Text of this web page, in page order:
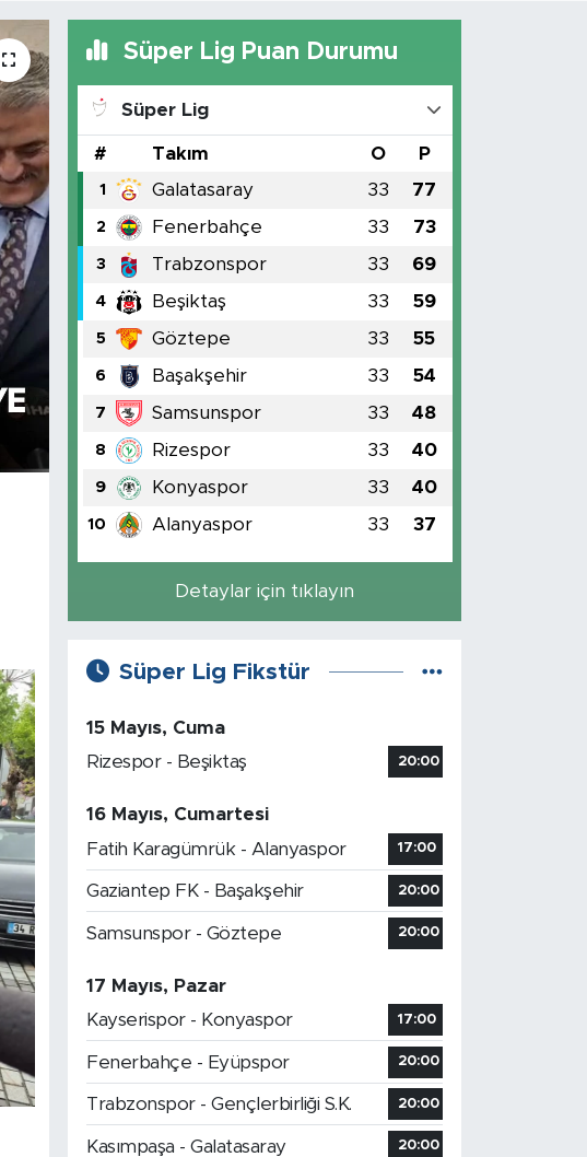
Süper Lig Puan Durumu
Süper Lig
# Takım O P
1 Galatasaray 33 77
2 Fenerbahçe 33 73
3 Trabzonspor 33 69
4 Beşiktaş 33 59
5 Göztepe 33 55
6 Başakşehir 33 54
7 Samsunspor 33 48
8 Rizespor 33 40
9 Konyaspor 33 40
10 Alanyaspor 33 37
Detaylar için tıklayın
Süper Lig Fikstür
15 Mayıs, Cuma
Rizespor - Beşiktaş
20:00
16 Mayıs, Cumartesi
Fatih Karagümrük - Alanyaspor
17:00
Gaziantep FK - Başakşehir 20:00
Samsunspor - Göztepe 20:00
17 Mayıs, Pazar
Kayserispor - Konyaspor
17:00
Fenerbahçe - Eyüpspor 20:00
Trabzonspor - Gençlerbirliği S.K. 20:00
Kasımpaşa - Galatasaray 20:00